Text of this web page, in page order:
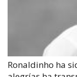
Ronaldinho ha